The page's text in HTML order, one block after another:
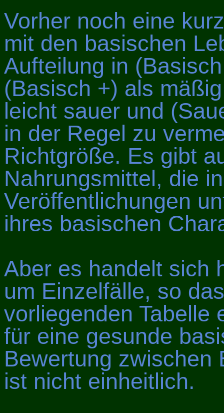
Vorher noch eine
mit den basischen
Aufteilung in
(Basisch +) als
leicht sauer und
in der Regel zu
Richtgröße. Es gibt
Nahrungsmittel, die
Veröffentlichungen
ihres basischen
Aber es handelt sich
um Einzelfälle, so
vorliegenden Tabelle
für eine gesunde
Bewertung zwischen
ist nicht einheitlich.